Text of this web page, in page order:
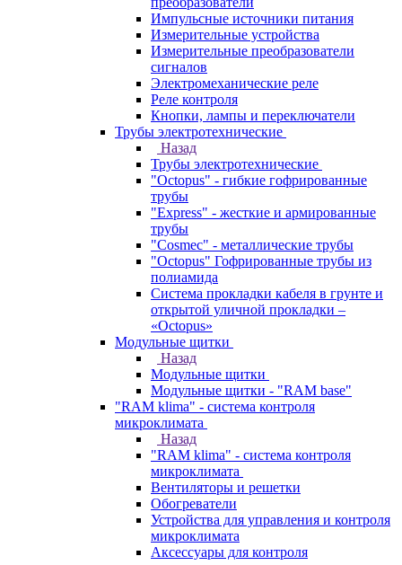
Импульсные источники питания
Измерительные устройства
Измерительные преобразователи
сигналов
Электромеханические реле
Реле контроля
Кнопки, лампы и переключатели
Трубы электротехнические
Назад
Трубы электротехнические
"Octopus" - гибкие гофрированные
трубы
"Express" - жесткие и армированные
трубы
"Cosmec" - металлические трубы
"Octopus" Гофрированные трубы из
полиамида
Система прокладки кабеля в грунте и
открытой уличной прокладки –
«Octopus»
Модульные щитки
Назад
Модульные щитки
Модульные щитки - "RAM base"
"RAM klima" - система контроля
микроклимата
Назад
"RAM klima" - система контроля
микроклимата
Вентиляторы и решетки
Обогреватели
Устройства для управления и контроля
микроклимата
Аксессуары для контроля